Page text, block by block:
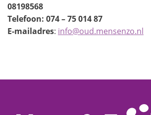
08198568
Telefoon: 074 – 75 014 87
E-mailadres: info@oud.mensenzo.nl